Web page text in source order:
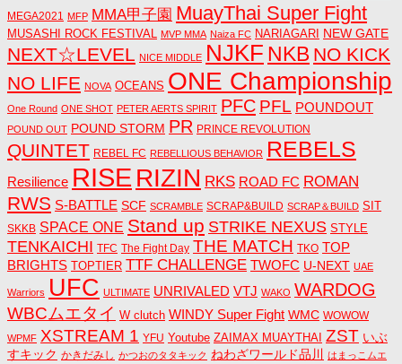
MEGA2021 MFP MMA甲子園 MuayThai Super Fight
MUSASHI ROCK FESTIVAL MVP MMA Naiza FC NARIAGARI NEW GATE
NEXT☆LEVEL NICE MIDDLE NJKF NKB NO KICK
NO LIFE NOVA OCEANS ONE Championship
One Round ONE SHOT PETER AERTS SPIRIT PFC PFL POUNDOUT
POUND OUT POUND STORM PR PRINCE REVOLUTION
QUINTET REBEL FC REBELLIOUS BEHAVIOR REBELS
Resilience RISE RIZIN RKS ROAD FC ROMAN
RWS S-BATTLE SCF SCRAMBLE SCRAP&BUILD SCRAP＆BUILD SIT
SKKB SPACE ONE Stand up STRIKE NEXUS STYLE
TENKAICHI TFC The Fight Day THE MATCH TKO TOP
BRIGHTS TOPTIER TTF CHALLENGE TWOFC U-NEXT UAE
Warriors UFC ULTIMATE UNRIVALED VTJ WAKO WARDOG
WBCムエタイ W clutch WINDY Super Fight WMC WOWOW
WPMF XSTREAM 1 YFU Youtube ZAIMAX MUAYTHAI ZST いぶ
すキック かきだみし かつおのタタキック ねわざワールド品川
はまっこムエ